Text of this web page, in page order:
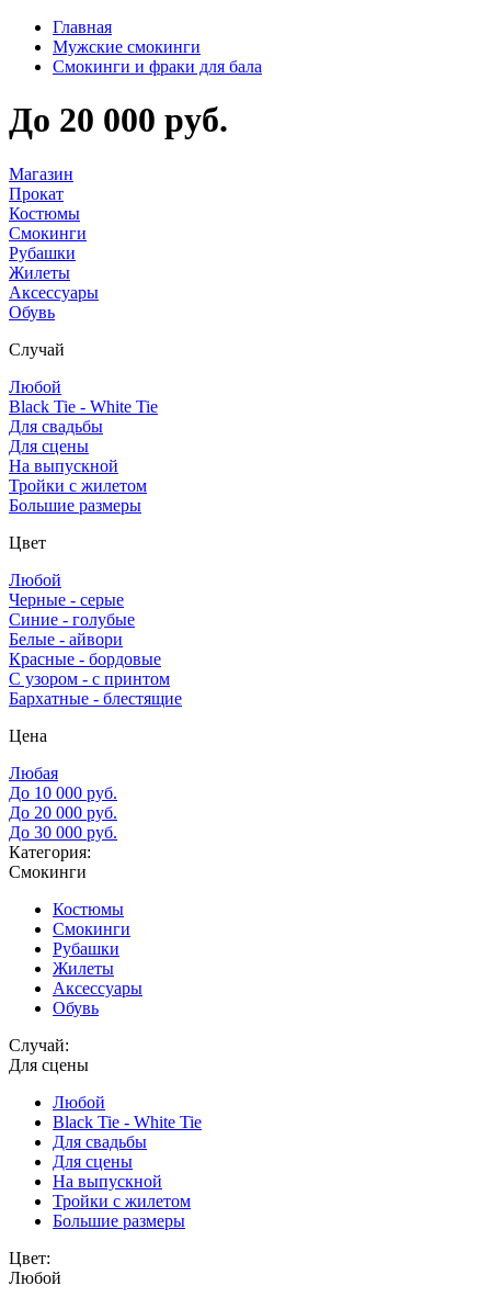
Главная
Мужские смокинги
Смокинги и фраки для бала
До 20 000 руб.
Магазин
Прокат
Костюмы
Смокинги
Рубашки
Жилеты
Аксессуары
Обувь
Случай
Любой
Black Tie - White Tie
Для свадьбы
Для сцены
На выпускной
Тройки с жилетом
Большие размеры
Цвет
Любой
Черные - серые
Синие - голубые
Белые - айвори
Красные - бордовые
С узором - с принтом
Бархатные - блестящие
Цена
Любая
До 10 000 руб.
До 20 000 руб.
До 30 000 руб.
Категория:
Смокинги
Костюмы
Смокинги
Рубашки
Жилеты
Аксессуары
Обувь
Случай:
Для сцены
Любой
Black Tie - White Tie
Для свадьбы
Для сцены
На выпускной
Тройки с жилетом
Большие размеры
Цвет:
Любой